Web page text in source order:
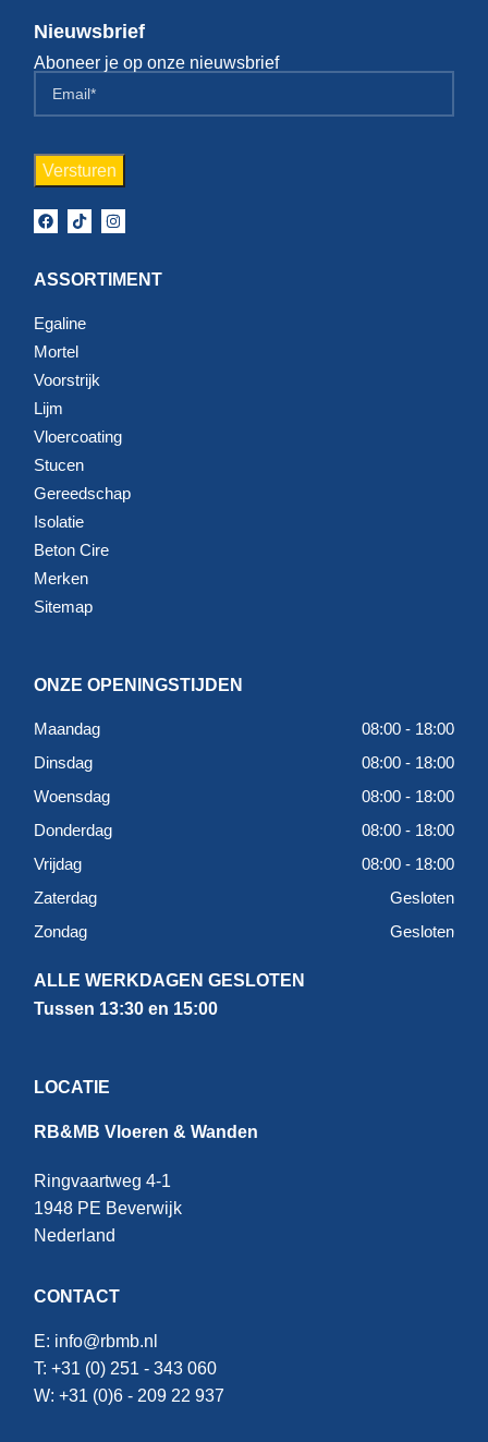
Nieuwsbrief
Aboneer je op onze nieuwsbrief
ASSORTIMENT
Egaline
Mortel
Voorstrijk
Lijm
Vloercoating
Stucen
Gereedschap
Isolatie
Beton Cire
Merken
Sitemap
ONZE OPENINGSTIJDEN
Maandag
08:00 - 18:00
Dinsdag
08:00 - 18:00
Woensdag
08:00 - 18:00
Donderdag
08:00 - 18:00
Vrijdag
08:00 - 18:00
Zaterdag
Gesloten
Zondag
Gesloten
ALLE WERKDAGEN GESLOTEN
Tussen 13:30 en 15:00
LOCATIE
RB&MB Vloeren & Wanden
Ringvaartweg 4-1
1948 PE Beverwijk
Nederland
CONTACT
E: info@rbmb.nl
T: +31 (0) 251 - 343 060
W: +31 (0)6 - 209 22 937